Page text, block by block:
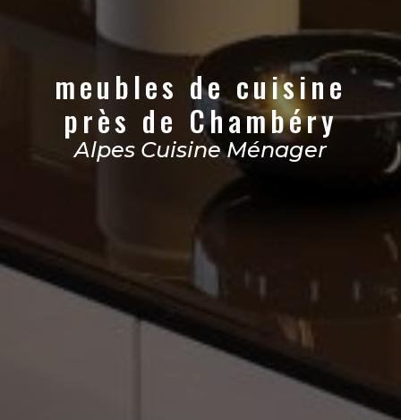
meubles de cuisine
près de Chambéry
Alpes Cuisine Ménager